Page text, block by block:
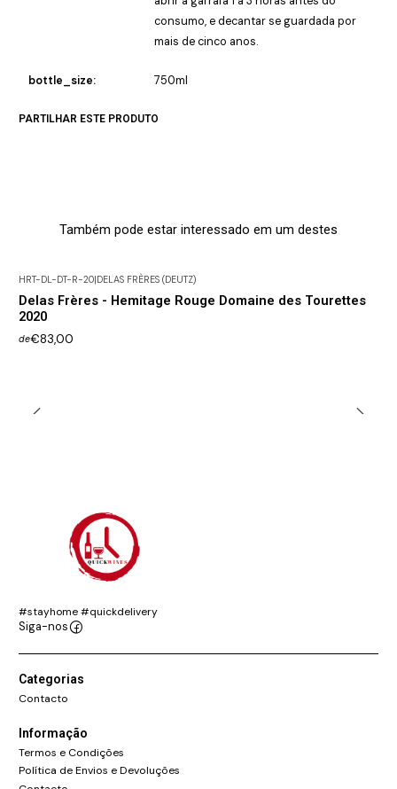
consumo, e decantar se guardada por
mais de cinco anos.
bottle_size: 750ml
PARTILHAR ESTE PRODUTO
Também pode estar interessado em um destes
HRT-DL-DT-R-20|DELAS FRÈRES (DEUTZ)
Delas Frères - Hemitage Rouge Domaine des Tourettes
2020
de€83,00
#stayhome #quickdelivery
Siga-nos
Categorias
Contacto
Informação
Termos e Condições
Política de Envios e Devoluções